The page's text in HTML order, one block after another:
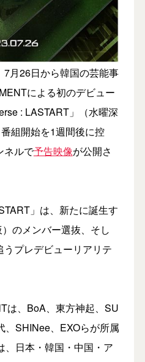
月26日から韓国の芸能事
による初のデビュー
: LASTART」（水曜深
組開始を1週間後に控
ネルで予告映像が公開さ
」は、新たに誕生す
のメンバー選抜、そし
プレデビューリアリテ
は、BoA、東方神起、SU
、SHINee、EXOらが所属
日本・韓国・中国・ア